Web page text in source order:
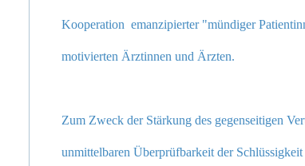
Kooperation emanzipierter "mündiger
motivierten Ärztinnen und Ärzten.
Zum Zweck der Stärkung des gegenseitigen
unmittelbaren Überprüfbarkeit der